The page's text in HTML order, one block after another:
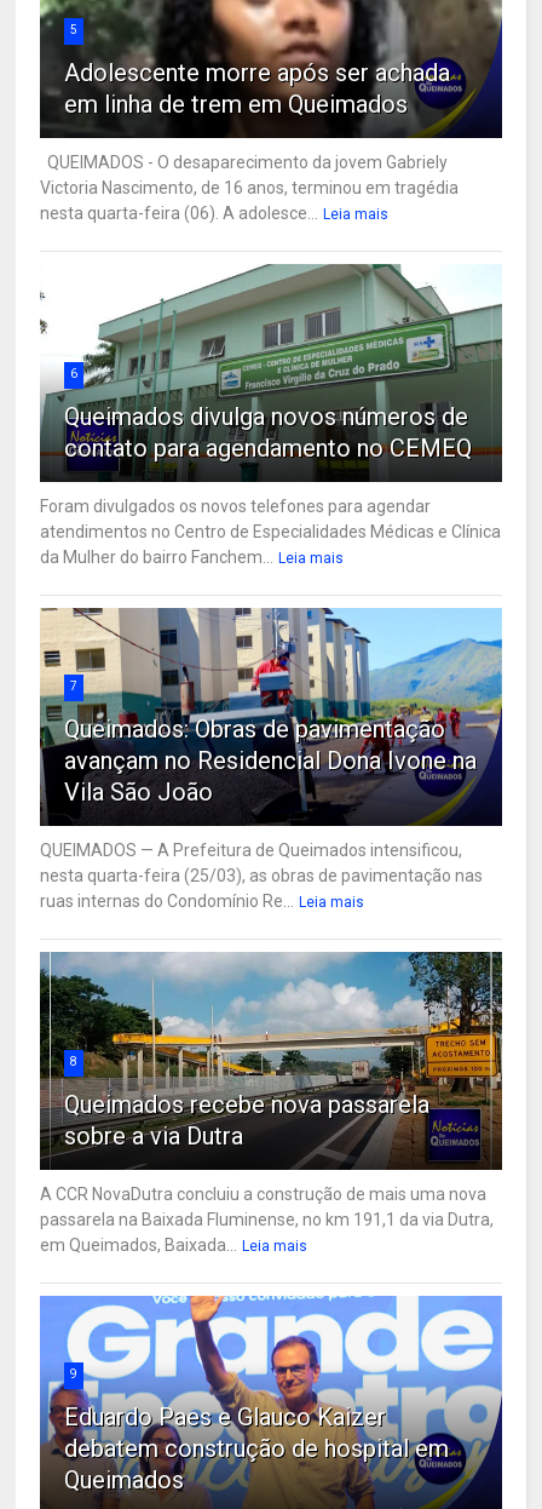
5
Adolescente morre após ser achada
em linha de trem em Queimados
QUEIMADOS - O desaparecimento da jovem Gabriely
Victoria Nascimento, de 16 anos, terminou em tragédia
nesta quarta-feira (06). A adolesce... Leia mais
6
Queimados divulga novos números de
contato para agendamento no CEMEQ
Foram divulgados os novos telefones para agendar
atendimentos no Centro de Especialidades Médicas e Clínica
da Mulher do bairro Fanchem... Leia mais
7
Queimados: Obras de pavimentação
avançam no Residencial Dona Ivone na
Vila São João
QUEIMADOS — A Prefeitura de Queimados intensificou,
nesta quarta-feira (25/03), as obras de pavimentação nas
ruas internas do Condomínio Re... Leia mais
8
Queimados recebe nova passarela
sobre a via Dutra
A CCR NovaDutra concluiu a construção de mais uma nova
passarela na Baixada Fluminense, no km 191,1 da via Dutra,
em Queimados, Baixada... Leia mais
9
Eduardo Paes e Glauco Kaizer
debatem construção de hospital em
Queimados